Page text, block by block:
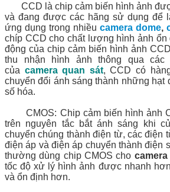
CCD là chip cảm biến hình ảnh
và đang được các hãng sử dụng để
ứng dụng trong nhiều camera dome,
chíp CCD cho chất lượng hình ảnh ổn
động của chip cảm biến hình ảnh
thu nhận hình ảnh thông qua các
của camera quan sát, CCD có
chuyển đổi ánh sáng thành những hạt
số hóa.
CMOS: Chip cảm biến hình ảnh
trên nguyên tắc bắt ánh sáng khi
chuyển chúng thành điện từ, các điện
điện áp và điện áp chuyển thành điện
thường dùng chip CMOS cho
tốc độ xử lý hình ảnh được nhanh
và ổn định hơn.